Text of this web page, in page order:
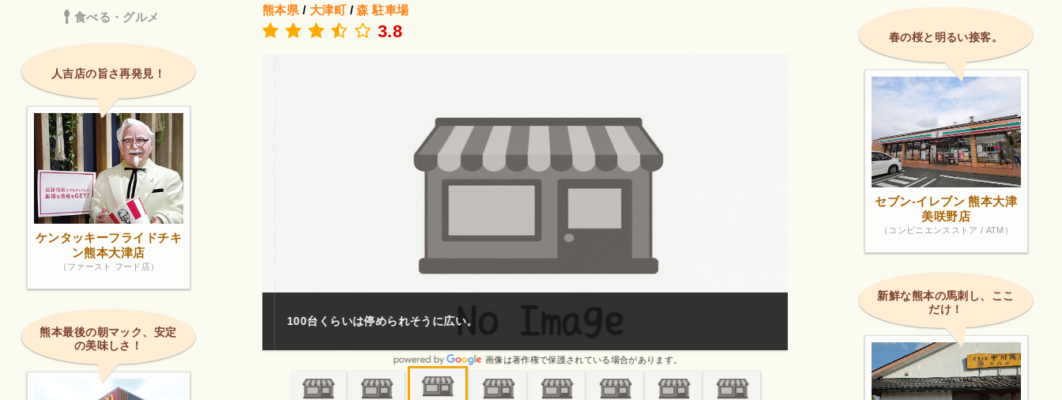
熊本県 / 大津町/森 駐車場
3.8
保護されている場合があります。
100台くらいは停められそうに広い。
画像は著作権で保護されている場合があります。
広くて綺麗な所です。
画像は著作権
食べる・グルメ
人吉店の旨さ再発見！
ケンタッキーフライドチキ
ン熊本大津店
（ファースト フード店）
熊本最後の朝マック、安定
の美味しさ！
春の桜と明るい接客。
セブン-イレブン 熊本大津
美咲野店
（コンビニエンスストア / ATM）
新鮮な熊本の馬刺し、ここ
だけ！